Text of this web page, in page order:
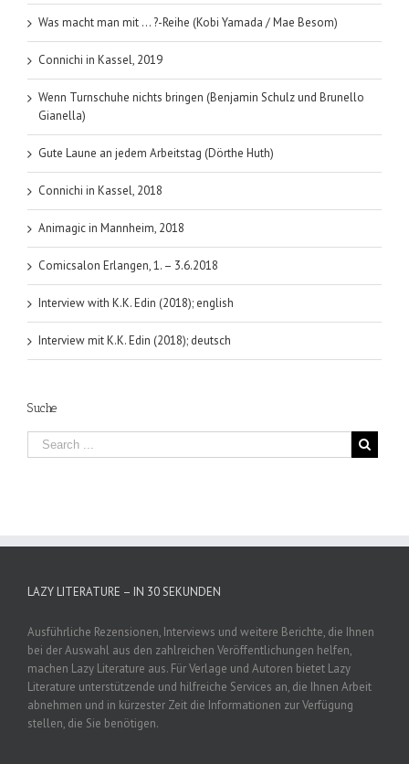
Was macht man mit … ?-Reihe (Kobi Yamada / Mae Besom)
Connichi in Kassel, 2019
Wenn Turnschuhe nichts bringen (Benjamin Schulz und Brunello
Gianella)
Gute Laune an jedem Arbeitstag (Dörthe Huth)
Connichi in Kassel, 2018
Animagic in Mannheim, 2018
Comicsalon Erlangen, 1. – 3.6.2018
Interview with K.K. Edin (2018); english
Interview mit K.K. Edin (2018); deutsch
Suche
LAZY LITERATURE – IN 30 SEKUNDEN
Ausführliche Rezensionen, Interviews und weitere Berichte, die Ihnen
bei der Auswahl aus den zahlreichen Veröffentlichungen helfen,
machen Lazy Literature aus. Für Verlage und Autoren bietet Lazy
Literature unterstützende und hilfreiche Services an, die Ihnen Arbeit
abnehmen und in kürzester Zeit die Informationen zur Verfügung
stellen, die Sie benötigen.